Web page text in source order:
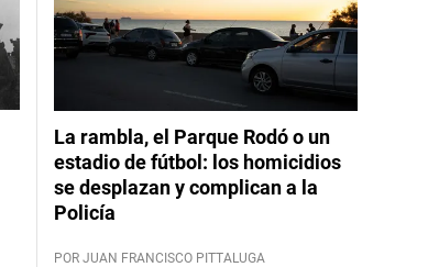
La rambla, el Parque Rodó o un
estadio de fútbol: los homicidios
se desplazan y complican a la
Policía
POR JUAN FRANCISCO PITTALUGA